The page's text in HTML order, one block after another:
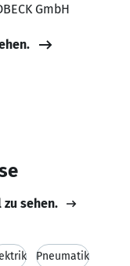
GmbH
zu sehen.
Pneumatik